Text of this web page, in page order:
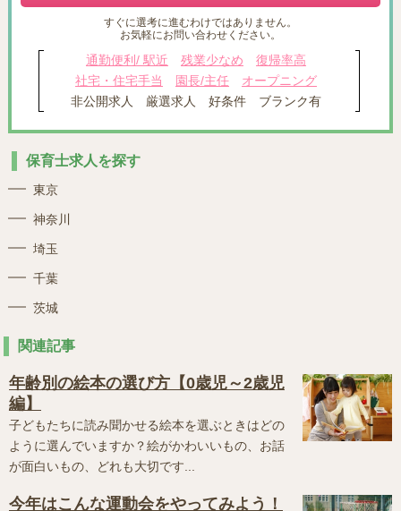
すぐに選考に進むわけではありません。
お気軽にお問い合わせください。
通勤便利/ 駅近 残業少なめ
復帰率高
社宅・住宅手当
園長/主任
オープニング
非公開求人
厳選求人 好条件 ブランク有
保育士求人を探す
東京
神奈川
埼玉
千葉
茨城
関連記事
年齢別の絵本の選び方【0歳児～2歳児
編】
子どもたちに読み聞かせる絵本を選ぶときはどの
ように選んでいますか？絵がかわいいもの、お話
が面白いもの、どれも大切です...
今年はこんな運動会をやってみよう！